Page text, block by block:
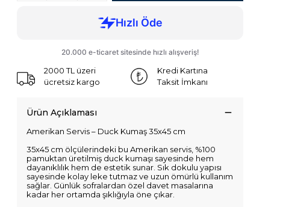
2000 TL üzeri
ücretsiz kargo
Kredi Kartına
Taksit İmkanı
Ürün Açıklaması
Amerikan Servis – Duck Kumaş 35x45 cm
35x45 cm ölçülerindeki bu Amerikan servis, %100
pamuktan üretilmiş duck kumaşı sayesinde hem
dayanıklılık hem de estetik sunar. Sık dokulu yapısı
sayesinde kolay leke tutmaz ve uzun ömürlü kullanım
sağlar. Günlük sofralardan özel davet masalarına
kadar her ortamda şıklığıyla öne çıkar.